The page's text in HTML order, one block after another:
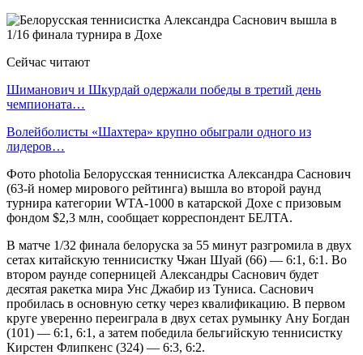
Сейчас читают
Шиманович и Шкурдай одержали победы в третий день
чемпионата…
Волейболисты «Шахтера» крупно обыграли одного из
лидеров…
Фото photolia Белорусская теннисистка Александра Саснович
(63-й номер мирового рейтинга) вышла во второй раунд
турнира категории WTA-1000 в катарской Дохе с призовым
фондом $2,3 млн, сообщает корреспондент БЕЛТА.
В матче 1/32 финала белоруска за 55 минут разгромила в двух
сетах китайскую теннисистку Чжан Шуай (66) — 6:1, 6:1. Во
втором раунде соперницей Александры Саснович будет
десятая ракетка мира Унс Джабир из Туниса. Саснович
пробилась в основную сетку через квалификацию. В первом
круге уверенно переиграла в двух сетах румынку Ану Богдан
(101) — 6:1, 6:1, а затем победила бельгийскую теннисистку
Кирстен Флипкенс (324) — 6:3, 6:2.